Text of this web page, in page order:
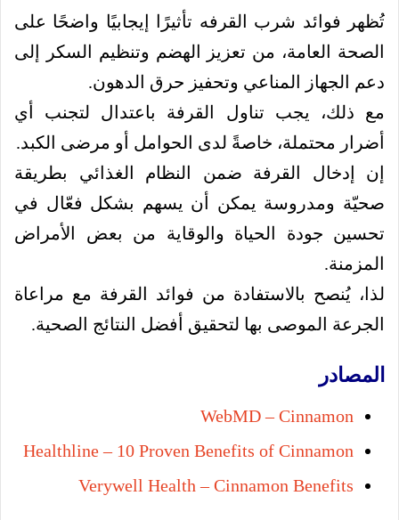
تُظهر فوائد شرب القرفه تأثيرًا إيجابيًا واضحًا على
الصحة العامة، من تعزيز الهضم وتنظيم السكر إلى
دعم الجهاز المناعي وتحفيز حرق الدهون.
مع ذلك، يجب تناول القرفة باعتدال لتجنب أي
أضرار محتملة، خاصةً لدى الحوامل أو مرضى الكبد.
إن إدخال القرفة ضمن النظام الغذائي بطريقة
صحيّة ومدروسة يمكن أن يسهم بشكل فعّال في
تحسين جودة الحياة والوقاية من بعض الأمراض
المزمنة.
لذا، يُنصح بالاستفادة من فوائد القرفة مع مراعاة
الجرعة الموصى بها لتحقيق أفضل النتائج الصحية.
المصادر
WebMD – Cinnamon
Healthline – 10 Proven Benefits of Cinnamon
Verywell Health – Cinnamon Benefits